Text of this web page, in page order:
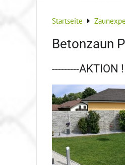
Startseite
Betonzaun
---------AKTION